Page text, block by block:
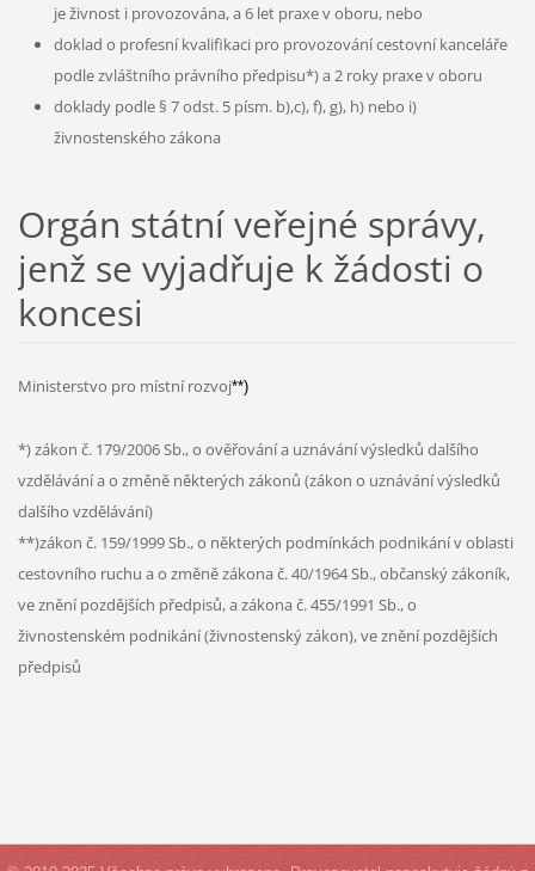
je živnost i provozována, a 6 let praxe v oboru, nebo
doklad o profesní kvalifikaci pro provozování cestovní kanceláře
podle zvláštního právního předpisu*) a 2 roky praxe v oboru
doklady podle § 7 odst. 5 písm. b),c), f), g), h) nebo i)
živnostenského zákona
Orgán státní veřejné správy,
jenž se vyjadřuje k žádosti o
koncesi
Ministerstvo pro místní rozvoj**)
*) zákon č. 179/2006 Sb., o ověřování a uznávání výsledků dalšího
vzdělávání a o změně některých zákonů (zákon o uznávání výsledků
dalšího vzdělávání)
**)zákon č. 159/1999 Sb., o některých podmínkách podnikání v oblasti
cestovního ruchu a o změně zákona č. 40/1964 Sb., občanský zákoník,
ve znění pozdějších předpisů, a zákona č. 455/1991 Sb., o
živnostenském podnikání (živnostenský zákon), ve znění pozdějších
předpisů